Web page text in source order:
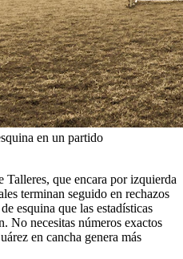
en un partido
Talleres, que encara por izquierda
terminan seguido en rechazos
esquina que las estadísticas
No necesitas números exactos
en cancha genera más